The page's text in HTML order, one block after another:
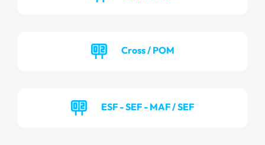
Cross / POM
ESF - SEF - MAF / SEF